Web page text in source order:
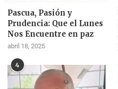
Pascua, Pasión y
Prudencia: Que el Lunes
Nos Encuentre en paz
abril 18, 2025
4